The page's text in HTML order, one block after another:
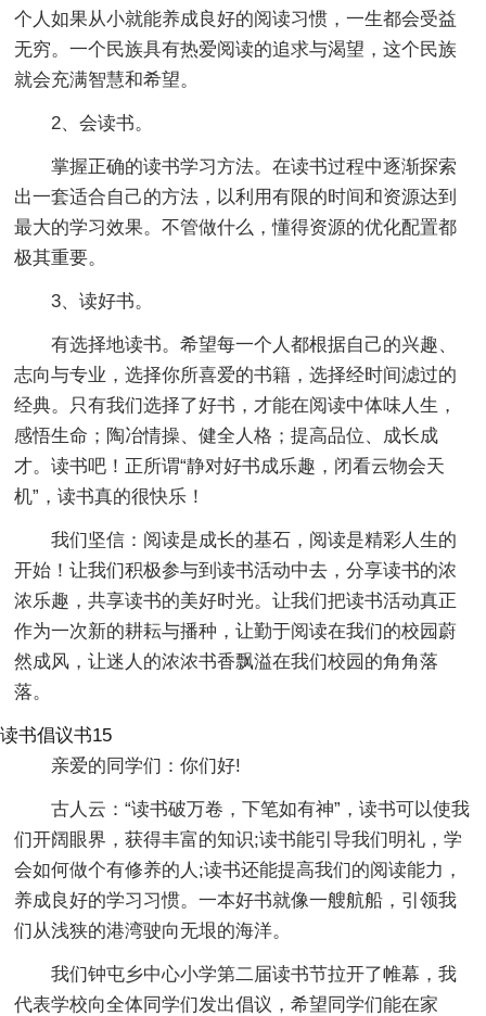
个人如果从小就能养成良好的阅读习惯，一生都会受益
无穷。一个民族具有热爱阅读的追求与渴望，这个民族
就会充满智慧和希望。
2、会读书。
掌握正确的读书学习方法。在读书过程中逐渐探索
出一套适合自己的方法，以利用有限的时间和资源达到
最大的学习效果。不管做什么，懂得资源的优化配置都
极其重要。
3、读好书。
有选择地读书。希望每一个人都根据自己的兴趣、
志向与专业，选择你所喜爱的书籍，选择经时间滤过的
经典。只有我们选择了好书，才能在阅读中体味人生，
感悟生命；陶冶情操、健全人格；提高品位、成长成
才。读书吧！正所谓“静对好书成乐趣，闭看云物会天
机”，读书真的很快乐！
我们坚信：阅读是成长的基石，阅读是精彩人生的
开始！让我们积极参与到读书活动中去，分享读书的浓
浓乐趣，共享读书的美好时光。让我们把读书活动真正
作为一次新的耕耘与播种，让勤于阅读在我们的校园蔚
然成风，让迷人的浓浓书香飘溢在我们校园的角角落
落。
读书倡议书15
亲爱的同学们：你们好!
古人云：“读书破万卷，下笔如有神”，读书可以使我
们开阔眼界，获得丰富的知识;读书能引导我们明礼，学
会如何做个有修养的人;读书还能提高我们的阅读能力，
养成良好的学习习惯。一本好书就像一艘航船，引领我
们从浅狭的港湾驶向无垠的海洋。
我们钟屯乡中心小学第二届读书节拉开了帷幕，我
代表学校向全体同学们发出倡议，希望同学们能在家